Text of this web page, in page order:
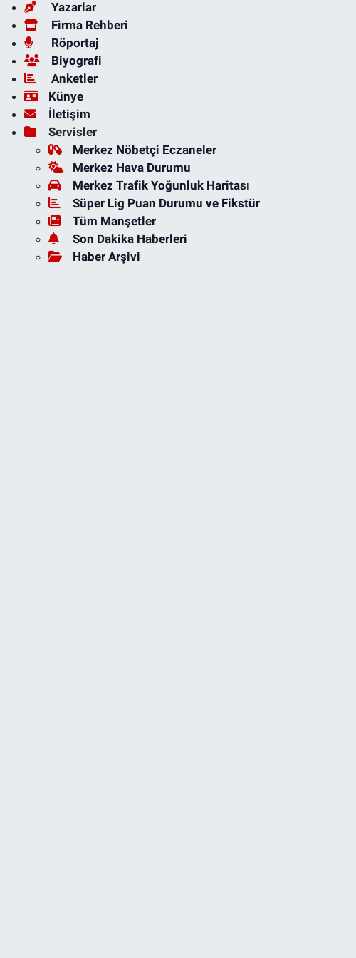
Yazarlar
Firma Rehberi
Röportaj
Biyografi
Anketler
Künye
İletişim
Servisler
Merkez Nöbetçi Eczaneler
Merkez Hava Durumu
Merkez Trafik Yoğunluk Haritası
Süper Lig Puan Durumu ve Fikstür
Tüm Manşetler
Son Dakika Haberleri
Haber Arşivi